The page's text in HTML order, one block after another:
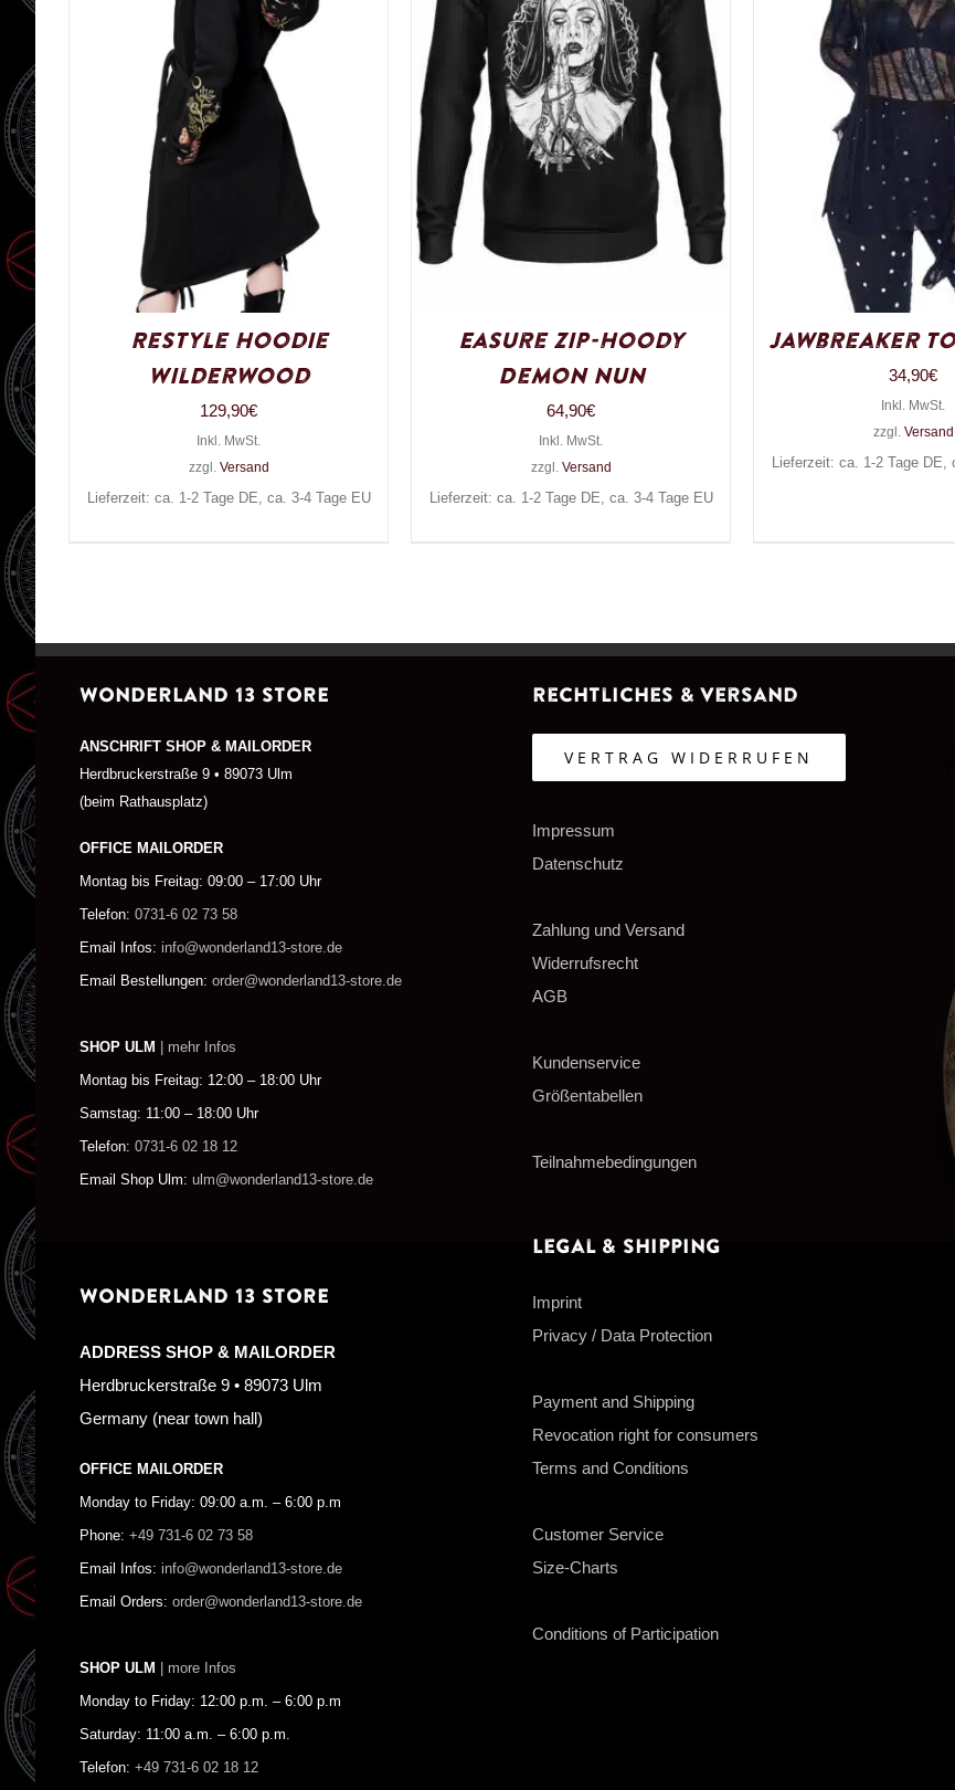
Restyle Hoodie
Wilderwood
129,90€
Inkl. MwSt.
zzgl. Versand
Lieferzeit: ca. 1-2 Tage DE, ca. 3-4 Tage EU
Easure Zip-Hoody
Demon Nun
64,90€
Inkl. MwSt.
zzgl. Versand
Lieferzeit: ca. 1-2 Tage DE, ca. 3-4 Tage EU
Jawbreaker
34,90€
Inkl. MwSt.
zzgl. Versand
Lieferzeit: ca. 1-2 Tage DE,
WONDERLAND 13 STORE
ANSCHRIFT SHOP & MAILORDER
Herdbruckerstraße 9 • 89073 Ulm
(beim Rathausplatz)
OFFICE MAILORDER
Montag bis Freitag: 09:00 – 17:00 Uhr
Telefon: 0731-6 02 73 58
Email Infos: info@wonderland13-store.de
Email Bestellungen: order@wonderland13-store.de
SHOP ULM | mehr Infos
Montag bis Freitag: 12:00 – 18:00 Uhr
Samstag: 11:00 – 18:00 Uhr
Telefon: 0731-6 02 18 12
Email Shop Ulm: ulm@wonderland13-store.de
WONDERLAND 13 STORE
ADDRESS SHOP & MAILORDER
Herdbruckerstraße 9 • 89073 Ulm
Germany (near town hall)
OFFICE MAILORDER
Monday to Friday: 09:00 a.m. – 6:00 p.m
Phone: +49 731-6 02 73 58
Email Infos: info@wonderland13-store.de
Email Orders: order@wonderland13-store.de
SHOP ULM | more Infos
Monday to Friday: 12:00 p.m. – 6:00 p.m
Saturday: 11:00 a.m. – 6:00 p.m.
Telefon: +49 731-6 02 18 12
Rechtliches & Versand
VERTRAG WIDERRUFEN
Impressum
Datenschutz
Zahlung und Versand
Widerrufsrecht
AGB
Kundenservice
Größentabellen
Teilnahmebedingungen
Legal & Shipping
Imprint
Privacy / Data Protection
Payment and Shipping
Revocation right for consumers
Terms and Conditions
Customer Service
Size-Charts
Conditions of Participation